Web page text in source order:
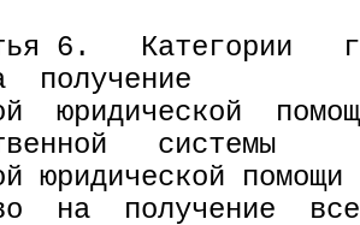
Категории
получение
юридической
системы
юридической помощи
получение